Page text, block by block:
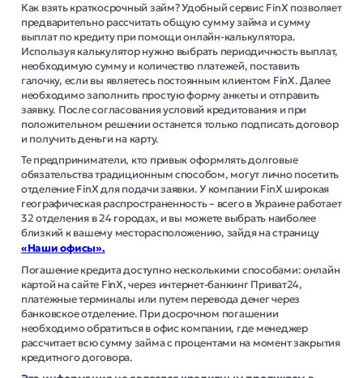
Как взять краткосрочный займ? Удобный сервис FinX позволяет
предварительно рассчитать общую сумму займа и сумму
выплат по кредиту при помощи онлайн-калькулятора.
Используя калькулятор нужно выбрать периодичность выплат,
необходимую сумму и количество платежей, поставить
галочку, если вы являетесь постоянным клиентом FinX. Далее
необходимо заполнить простую форму анкеты и отправить
заявку. После согласования условий кредитования и при
положительном решении останется только подписать договор
и получить деньги на карту.
Те предприниматели, кто привык оформлять долговые
обязательства традиционным способом, могут лично посетить
отделение FinX для подачи заявки. У компании FinX широкая
географическая распространенность – всего в Украине работает
32 отделенияв24 городах, и вы можете выбрать наиболее
близкий к вашему месторасположению, зайдя на страницу
«Наши офисы».
Погашение кредита доступно несколькими способами: онлайн
картой на сайте FinX, через интернет-банкинг Приват24,
платежные терминалы или путем перевода денег через
банковское отделение. При досрочном погашении
необходимо обратиться в офис компании, где менеджер
рассчитает всю сумму займа с процентами на момент закрытия
кредитного договора.